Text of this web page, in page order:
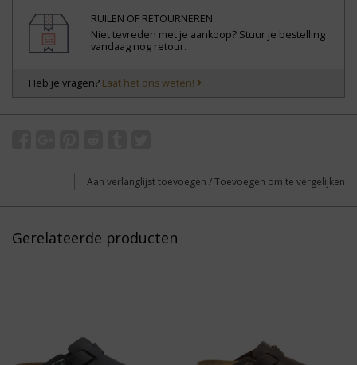
RUILEN OF RETOURNEREN
Niet tevreden met je aankoop? Stuur je bestelling
vandaag nog retour.
Heb je vragen? Laat het ons weten!
Aan verlanglijst toevoegen /Toevoegen om te vergelijken
Gerelateerde producten